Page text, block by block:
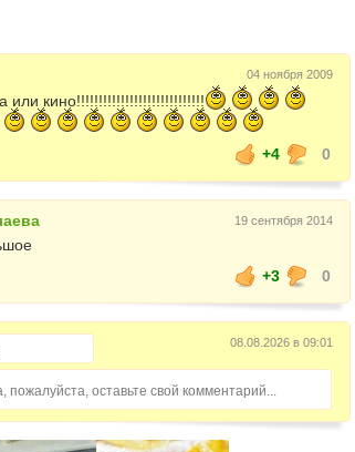
04 ноября 2009
или кино!!!!!!!!!!!!!!!!!!!!!!!!!!!!!
+4
0
19 сентября 2014
+3
0
08.08.2026 в 09:01
пожалуйста, оставьте свой комментарий...